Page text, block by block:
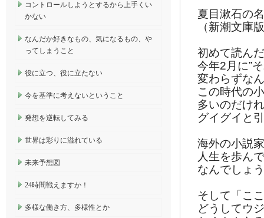
夏目漱石の
（新潮文庫
初めて読ん
今年2月に”
変わらずな
この時代の
多いのだけ
グイグイと
海外の小説
人生を歩ん
なんでしょ
そして「こ
どうしてウ
コントロールしようとするから上手くい
かない
なんだか好きなもの、気になるもの、や
ってしまうこと
役に立つ、役に立たない
今を基準に考えないということ
発想を逆転してみる
世界は彩りに溢れている
未来予想図
24時間戦えますか！
多様な働き方、多様性とか